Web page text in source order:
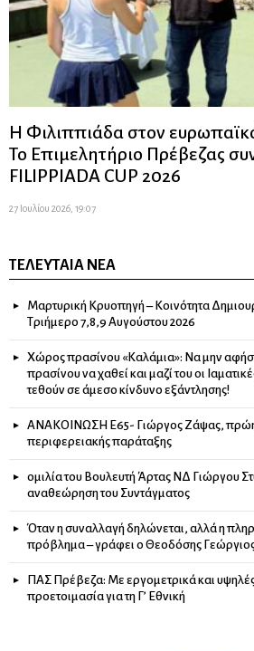
Η Φιλιππιάδα στον
Το Επιμελητήριο Πρέβεζας
FILIPPIADA CUP 2026
27 Ιουλίου 2026, 19:07
ΤΕΛΕΥΤΑΊΑ ΝΈΑ
Μαρτυρική Κρυοπηγή – Κοινότητα
Τριήμερο 7,8,9 Αυγούστου 2026
Χώρος πρασίνου «Καλάμια»: Να μην
πρασίνου να χαθεί και μαζί του οι
τεθούν σε άμεσο κίνδυνο εξάντλησης!
ΑΝΑΚΟΙΝΩΣΗ Ε65- Γιώργος Ζάψας,
περιφερειακής παράταξης
ομιλία του Βουλευτή Άρτας ΝΔ Γιώργου
αναθεώρηση του Συντάγματος
Όταν η συναλλαγή δηλώνεται, αλλά η
πρόβλημα – γράφει ο Θεοδόσης
ΠΑΣ Πρέβεζα: Με εργομετρικά και υψηλές
προετοιμασία για τη Γ’ Εθνική